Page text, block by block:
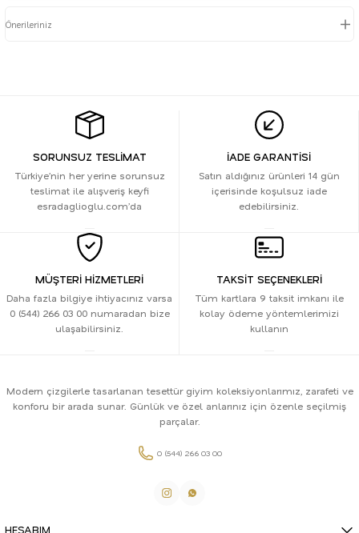
Önerileriniz
SORUNSUZ TESLİMAT
Türkiye’nin her yerine sorunsuz
teslimat ile alışveriş keyfi
esradaglioglu.com’da
İADE GARANTİSİ
Satın aldığınız ürünleri 14 gün
içerisinde koşulsuz iade
edebilirsiniz.
MÜŞTERİ HİZMETLERİ
Daha fazla bilgiye ihtiyacınız varsa
0 (544) 266 03 00 numaradan bize
ulaşabilirsiniz.
TAKSİT SEÇENEKLERİ
Tüm kartlara 9 taksit imkanı ile
kolay ödeme yöntemlerimizi
kullanın
Modern çizgilerle tasarlanan tesettür giyim koleksiyonlarımız, zarafeti ve
konforu bir arada sunar. Günlük ve özel anlarınız için özenle seçilmiş
parçalar.
0 (544) 266 03 00
HESABIM